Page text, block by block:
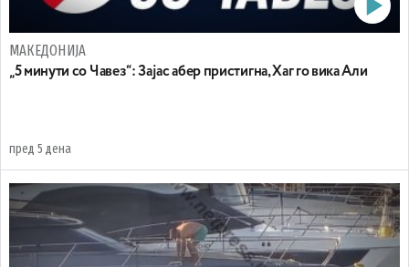
МАКЕДОНИЈА
„5 минути со Чавез“: Зајас абер пристигна, Хаг го вика Али
пред 5 дена